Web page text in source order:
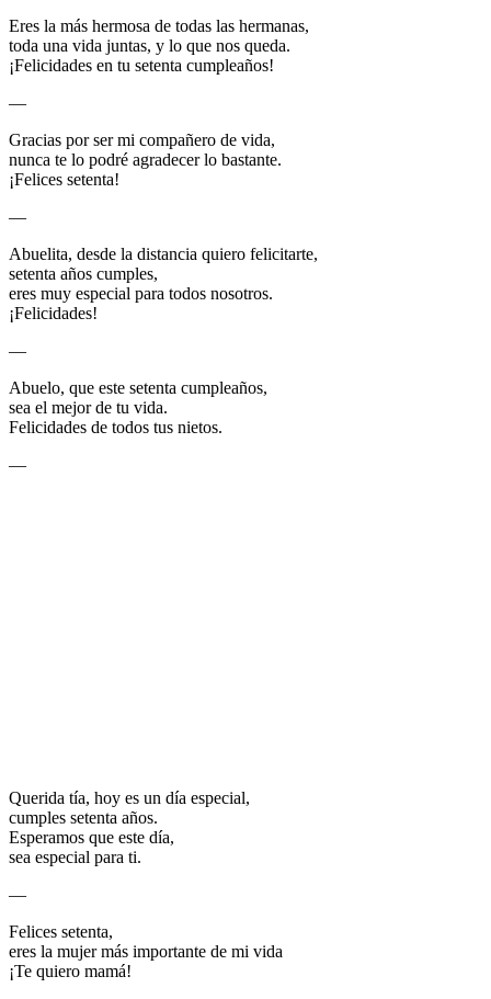
Eres la más hermosa de todas las hermanas,
toda una vida juntas, y lo que nos queda.
¡Felicidades en tu setenta cumpleaños!
—
Gracias por ser mi compañero de vida,
nunca te lo podré agradecer lo bastante.
¡Felices setenta!
—
Abuelita, desde la distancia quiero felicitarte,
setenta años cumples,
eres muy especial para todos nosotros.
¡Felicidades!
—
Abuelo, que este setenta cumpleaños,
sea el mejor de tu vida.
Felicidades de todos tus nietos.
—
Querida tía, hoy es un día especial,
cumples setenta años.
Esperamos que este día,
sea especial para ti.
—
Felices setenta,
eres la mujer más importante de mi vida
¡Te quiero mamá!